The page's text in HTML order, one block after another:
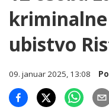
ubistvo
09. januar 2025, 13:08